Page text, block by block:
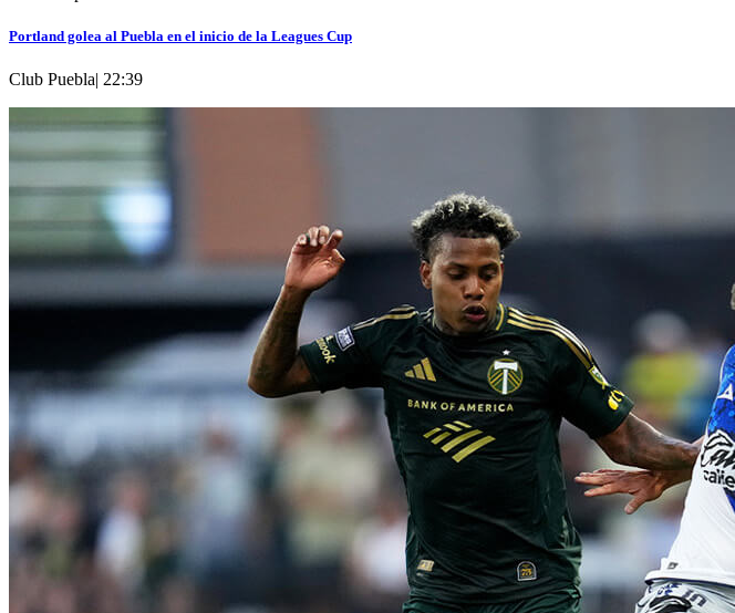
Portland golea al Puebla en el inicio de la Leagues Cup
Club Puebla| 22:39